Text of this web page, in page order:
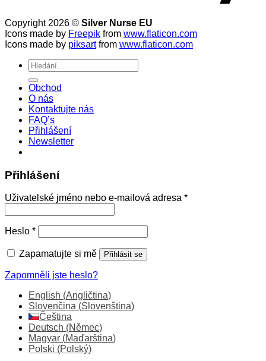
Copyright 2026 © Silver Nurse EU
Icons made by Freepik from www.flaticon.com
Icons made by piksartfrom www.flaticon.com
Hledat:
Obchod
O nás
Kontaktujte nás
FAQ’s
Přihlášení
Newsletter
Přihlášení
Uživatelské jméno nebo e-mailová adresa *Povinné
Heslo *Povinné
Zapamatujte si mě Přihlásit se
Zapomněli jste heslo?
English (Angličtina)
Slovenčina (Slovenština)
Čeština
Deutsch (Němec)
Magyar (Maďarština)
Polski (Polský)